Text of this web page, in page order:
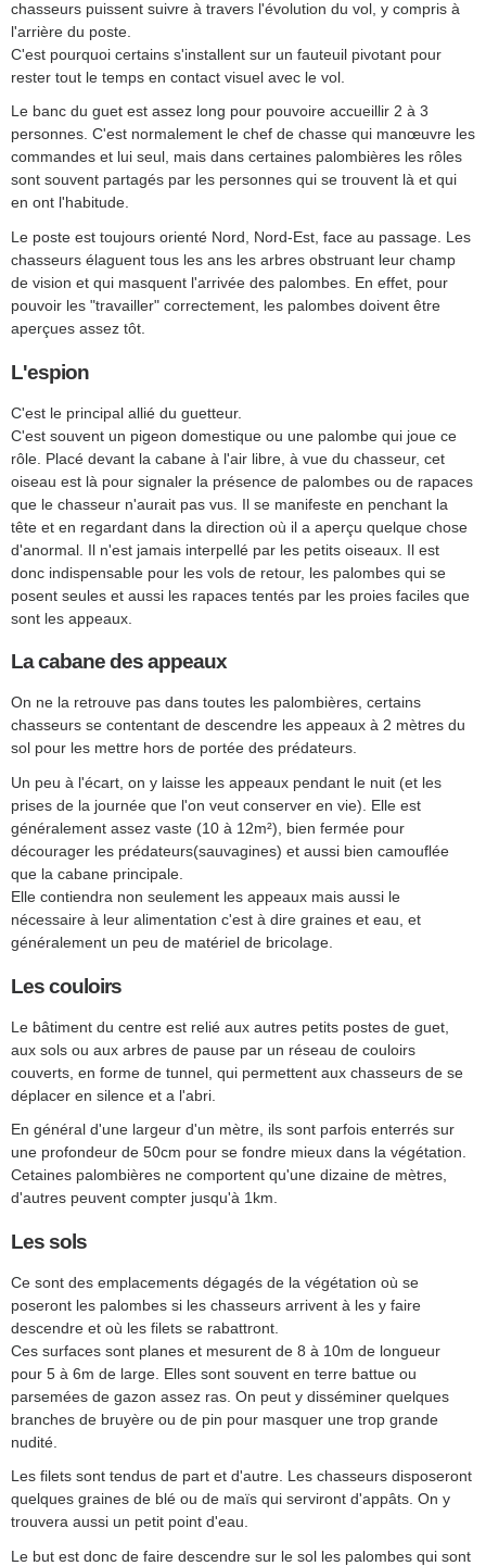
chasseurs puissent suivre à travers l'évolution du vol, y compris à
l'arrière du poste.
C'est pourquoi certains s'installent sur un fauteuil pivotant pour
rester tout le temps en contact visuel avec le vol.
Le banc du guet est assez long pour pouvoire accueillir 2 à 3
personnes. C'est normalement le chef de chasse qui manœuvre les
commandes et lui seul, mais dans certaines palombières les rôles
sont souvent partagés par les personnes qui se trouvent là et qui
en ont l'habitude.
Le poste est toujours orienté Nord, Nord-Est, face au passage. Les
chasseurs élaguent tous les ans les arbres obstruant leur champ
de vision et qui masquent l'arrivée des palombes. En effet, pour
pouvoir les "travailler" correctement, les palombes doivent être
aperçues assez tôt.
L'espion
C'est le principal allié du guetteur.
C'est souvent un pigeon domestique ou une palombe qui joue ce
rôle. Placé devant la cabane à l'air libre, à vue du chasseur, cet
oiseau est là pour signaler la présence de palombes ou de rapaces
que le chasseur n'aurait pas vus. Il se manifeste en penchant la
tête et en regardant dans la direction où il a aperçu quelque chose
d'anormal. Il n'est jamais interpellé par les petits oiseaux. Il est
donc indispensable pour les vols de retour, les palombes qui se
posent seules et aussi les rapaces tentés par les proies faciles que
sont les appeaux.
La cabane des appeaux
On ne la retrouve pas dans toutes les palombières, certains
chasseurs se contentant de descendre les appeaux à 2 mètres du
sol pour les mettre hors de portée des prédateurs.
Un peu à l'écart, on y laisse les appeaux pendant le nuit (et les
prises de la journée que l'on veut conserver en vie). Elle est
généralement assez vaste (10 à 12m²), bien fermée pour
décourager les prédateurs(sauvagines) et aussi bien camouflée
que la cabane principale.
Elle contiendra non seulement les appeaux mais aussi le
nécessaire à leur alimentation c'est à dire graines et eau, et
généralement un peu de matériel de bricolage.
Les couloirs
Le bâtiment du centre est relié aux autres petits postes de guet,
aux sols ou aux arbres de pause par un réseau de couloirs
couverts, en forme de tunnel, qui permettent aux chasseurs de se
déplacer en silence et a l'abri.
En général d'une largeur d'un mètre, ils sont parfois enterrés sur
une profondeur de 50cm pour se fondre mieux dans la végétation.
Cetaines palombières ne comportent qu'une dizaine de mètres,
d'autres peuvent compter jusqu'à 1km.
Les sols
Ce sont des emplacements dégagés de la végétation où se
poseront les palombes si les chasseurs arrivent à les y faire
descendre et où les filets se rabattront.
Ces surfaces sont planes et mesurent de 8 à 10m de longueur
pour 5 à 6m de large. Elles sont souvent en terre battue ou
parsemées de gazon assez ras. On peut y disséminer quelques
branches de bruyère ou de pin pour masquer une trop grande
nudité.
Les filets sont tendus de part et d'autre. Les chasseurs disposeront
quelques graines de blé ou de maïs qui serviront d'appâts. On y
trouvera aussi un petit point d'eau.
Le but est donc de faire descendre sur le sol les palombes qui sont